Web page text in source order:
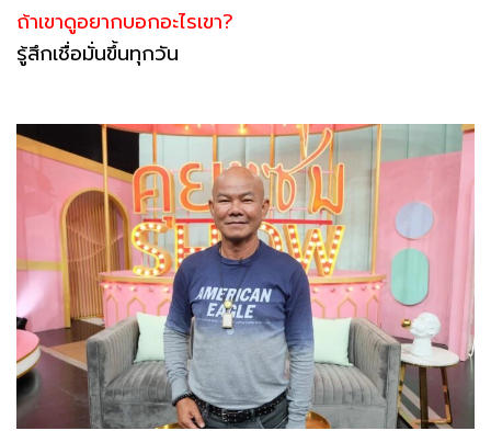
ถ้าเขาดูอยากบอกอะไรเขา?
รู้สึกเชื่อมั่นขึ้นทุกวัน